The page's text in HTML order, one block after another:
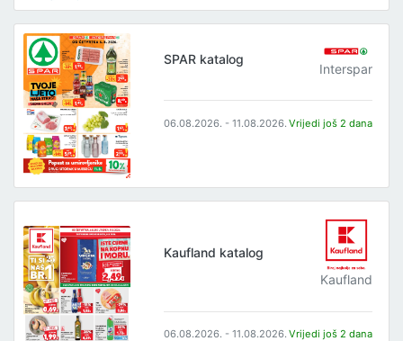
SPAR katalog
Interspar
06.08.2026. - 11.08.2026. Vrijedi još 2 dana
Kaufland katalog
Kaufland
06.08.2026. - 11.08.2026. Vrijedi još 2 dana